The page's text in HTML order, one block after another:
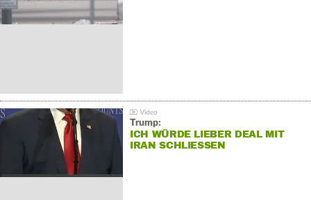
Trump:
ICH WÜRDE LIEBER DEAL MIT
IRAN SCHLIESSEN